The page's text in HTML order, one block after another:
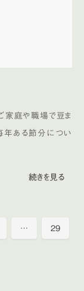
家庭や職場で豆ま
年ある節分につい
続きを見る
… 29